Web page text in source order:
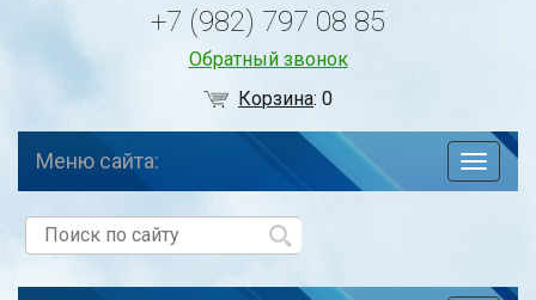
+7 (982) 797 08 85
Обратный звонок
Корзина:0
по
Меню сайта: